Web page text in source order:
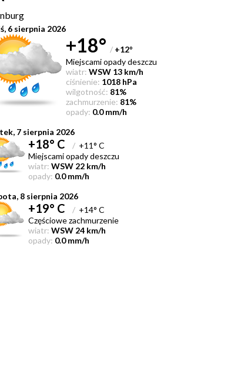
6 sierpnia 2026
+18° / +12°
Miejscami opady deszczu
wiatr: WSW 13 km/h
ciśnienie: 1018 hPa
wilgotność: 81%
zachmurzenie: 81%
opady: 0.0 mm/h
7 sierpnia 2026
+18° C /+11° C
Miejscami opady deszczu
wiatr: WSW 22 km/h
opady: 0.0 mm/h
8 sierpnia 2026
+19° C /+14° C
Częściowe zachmurzenie
wiatr: WSW 24 km/h
opady: 0.0 mm/h